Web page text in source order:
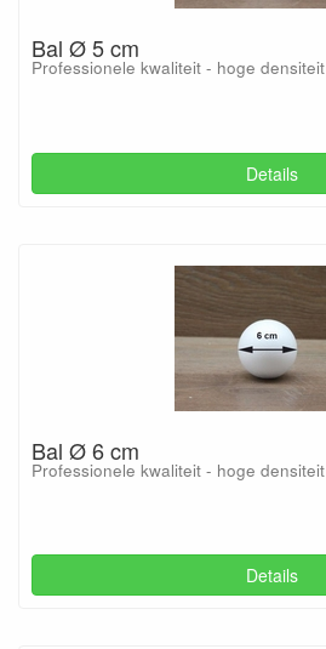
Bal Ø 5 cm
Professionele kwaliteit - hoge densiteit
Details
Bal Ø 6 cm
Professionele kwaliteit - hoge densiteit
Details